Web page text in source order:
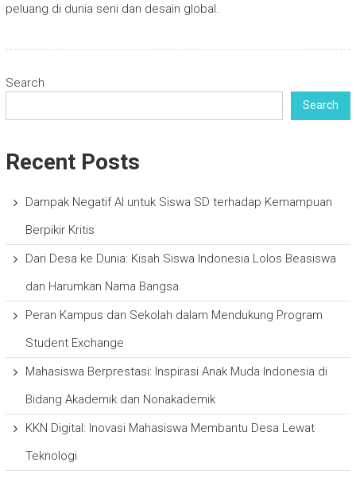
peluang di dunia seni dan desain global.
Search
Search
Recent Posts
Dampak Negatif AI untuk Siswa SD terhadap Kemampuan
Berpikir Kritis
Dari Desa ke Dunia: Kisah Siswa Indonesia Lolos Beasiswa
dan Harumkan Nama Bangsa
Peran Kampus dan Sekolah dalam Mendukung Program
Student Exchange
Mahasiswa Berprestasi: Inspirasi Anak Muda Indonesia di
Bidang Akademik dan Nonakademik
KKN Digital: Inovasi Mahasiswa Membantu Desa Lewat
Teknologi